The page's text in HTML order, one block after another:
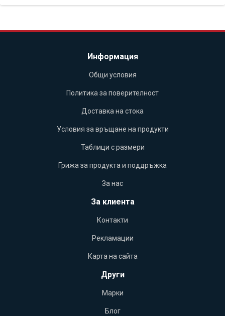
Информация
Общи условия
Политика за поверителност
Доставка на стока
Условия за връщане на продукти
Таблици с размери
Грижа за продукта и поддръжка
За нас
За клиента
Контакти
Рекламации
Карта на сайта
Други
Марки
Блог